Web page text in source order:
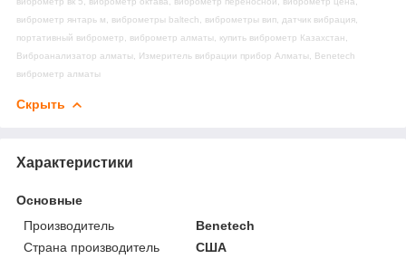
виброметр янтарь м, виброметры baltech, виброметры вип, датчик вибрация,
портативный виброметр, виброметр алматы, купить виброметр Казахстан,
Виброанализатор алматы, Измеритель вибрации прибор Алматы, Benetech
виброметр алматы
Скрыть
Характеристики
Основные
Производитель
Benetech
Страна производитель
США